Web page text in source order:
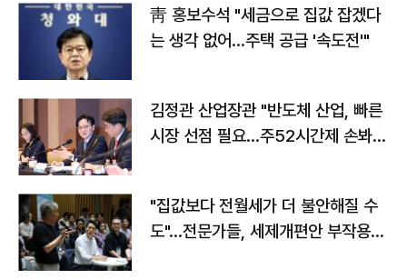
靑 홍보수석 "세금으로 집값 잡겠다
는 생각 없어…주택 공급 '속도전'"
김정관 산업장관 "반도체 산업, 빠른
시장 선점 필요…주52시간제 손봐
"집값보다 전월세가 더 불안해질 수
도"…전문가들, 세제개편안 부작용